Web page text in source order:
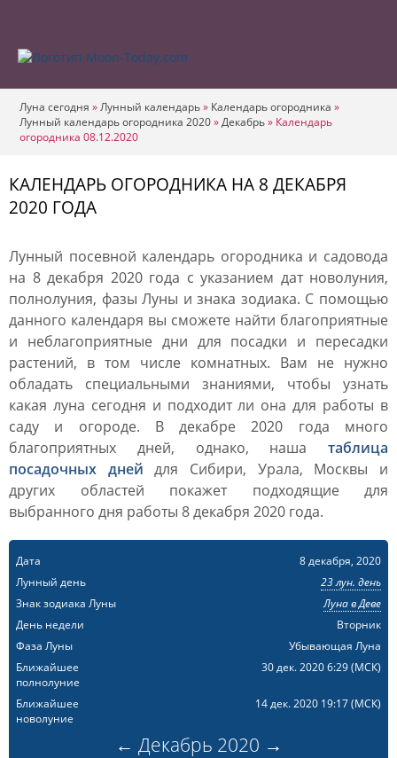
Луна сегодня »Лунный календарь» Календарь огородника »
Лунный календарь огородника 2020»Декабрь» Календарь
огородника 08.12.2020
КАЛЕНДАРЬ ОГОРОДНИКА НА 8 ДЕКАБРЯ
2020 ГОДА
Лунный посевной календарь огородника и садовода
на 8 декабря 2020 года с указанием дат новолуния,
полнолуния, фазы Луны и знака зодиака. С помощью
данного календаря вы сможете найти благоприятные
и неблагоприятные дни для посадки и пересадки
растений, в том числе комнатных. Вам не нужно
обладать специальными знаниями, чтобы узнать
какая луна сегодня и подходит ли она для работы в
саду и огороде. В декабре 2020 года много
благоприятных дней, однако, наша таблица
посадочных дней для Сибири, Урала, Москвы и
других областей покажет подходящие для
выбранного дня работы 8 декабря 2020 года.
Дата
8 декабря, 2020
Лунный день
23 лун. день
Знак зодиака Луны
Луна в Деве
День недели
Вторник
Фаза Луны
Убывающая Луна
Ближайшее
полнолуние
30 дек. 2020 6:29(МСК)
Ближайшее
новолуние
14 дек. 2020 19:17(МСК)
← Декабрь 2020 →